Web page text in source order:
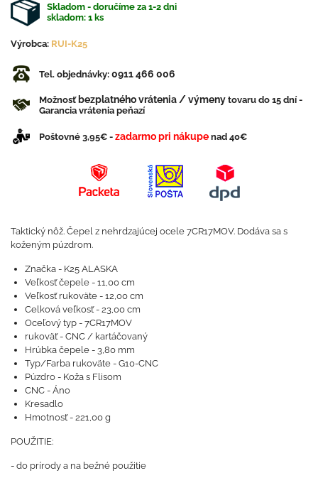
Skladom - doručíme za 1-2 dni
skladom: 1 ks
Výrobca: RUI-K25
Tel. objednávky: 0911 466 006
Možnosťbezplatného vrátenia / výmeny tovaru do 15 dní -
Garancia vrátenia peňazí
Poštovné 3,95€ - zadarmo pri nákupe nad 40€
Taktický nôž. Čepel z nehrdzajúcej ocele 7CR17MOV. Dodáva sa s
koženým púzdrom.
Značka - K25 ALASKA
Veľkosť čepele - 11,00 cm
Veľkosť rukoväte - 12,00 cm
Celková veľkosť - 23,00 cm
Oceľový typ - 7CR17MOV
rukoväť - CNC / kartáčovaný
Hrúbka čepele - 3,80 mm
Typ/Farba rukoväte - G10-CNC
Púzdro - Koža s Flisom
CNC - Áno
Kresadlo
Hmotnosť - 221,00 g
POUŽITIE:
- do prírody a na bežné použitie